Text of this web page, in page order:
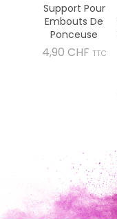
Support Pour
Embouts De
Ponceuse
4,90 CHF Prix
TTC